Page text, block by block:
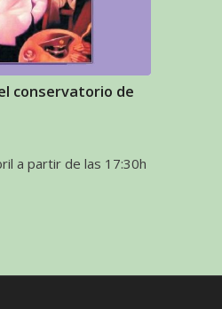
conservatorio de
a partir de las 17:30h